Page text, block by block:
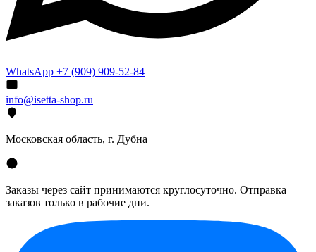
WhatsApp +7 (909) 909-52-84
info@isetta-shop.ru
Московская область, г. Дубна
Заказы через сайт принимаются круглосуточно. Отправка
заказов только в рабочие дни.